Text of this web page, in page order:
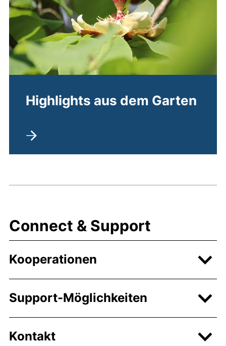
Highlights aus dem Garten
Connect & Support
Kooperationen
Support-Möglichkeiten
Kontakt